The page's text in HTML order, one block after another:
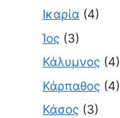
Ικαρία (4)
Ίος (3)
Κάλυμνος (4)
Κάρπαθος (4)
Κάσος (3)